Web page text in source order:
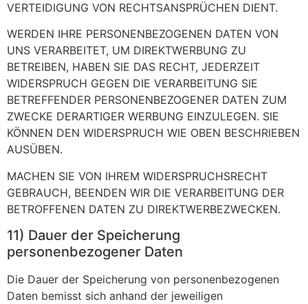
VERTEIDIGUNG VON RECHTSANSPRÜCHEN DIENT.
WERDEN IHRE PERSONENBEZOGENEN DATEN VON
UNS VERARBEITET, UM DIREKTWERBUNG ZU
BETREIBEN, HABEN SIE DAS RECHT, JEDERZEIT
WIDERSPRUCH GEGEN DIE VERARBEITUNG SIE
BETREFFENDER PERSONENBEZOGENER DATEN ZUM
ZWECKE DERARTIGER WERBUNG EINZULEGEN. SIE
KÖNNEN DEN WIDERSPRUCH WIE OBEN BESCHRIEBEN
AUSÜBEN.
MACHEN SIE VON IHREM WIDERSPRUCHSRECHT
GEBRAUCH, BEENDEN WIR DIE VERARBEITUNG DER
BETROFFENEN DATEN ZU DIREKTWERBEZWECKEN.
11) Dauer der Speicherung
personenbezogener Daten
Die Dauer der Speicherung von personenbezogenen
Daten bemisst sich anhand der jeweiligen